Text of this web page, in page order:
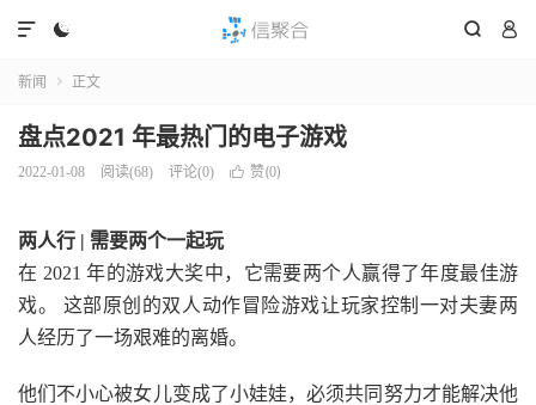
  

新闻  正文
盘点2021 年最热门的电子游戏
2022-01-08 阅读(68) 评论(0)  赞(0)
两人行 | 需要两个一起玩
在 2021 年的游戏大奖中，它需要两个人赢得了年度最佳游
戏。 这部原创的双人动作冒险游戏让玩家控制一对夫妻两
人经历了一场艰难的离婚。
他们不小心被女儿变成了小娃娃，必须共同努力才能解决他